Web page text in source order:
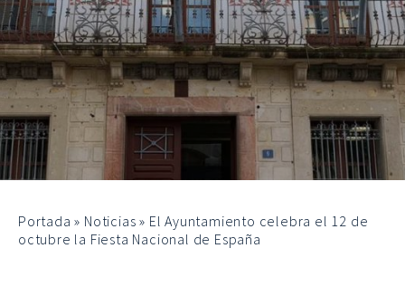
Portada » Noticias » El Ayuntamiento celebra el 12 de
octubre la Fiesta Nacional de España